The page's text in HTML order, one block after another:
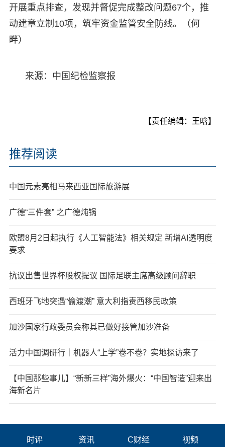
开展重点排查，发现并督促完成整改问题67个，推
动建章立制10项，筑牢资金监管安全防线。（何
畔）
来源：中国纪检监察报
【责任编辑：王晗】
推荐阅读
中国元素亮相马来西亚国际旅游展
广德“三件套” 之广德炖锅
欧盟8月2日起执行《人工智能法》相关规定 新增AI透明度
要求
抗议出售世界杯股权提议 国际足联主席高级顾问辞职
西班牙飞地突遇“偷渡潮” 意大利指责西移民政策
加沙国家行政委员会称其已做好接管加沙准备
活力中国调研行｜机器人“上学”卷不卷？实地探访来了
【中国那些事儿】“新新三样”海外爆火：“中国智造”迎来出
海新名片
时评 资讯 C财经 视频